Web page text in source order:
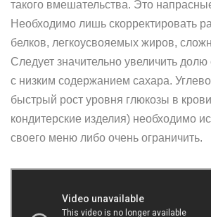
такого вмешательства. Это
Необходимо лишь скорректировать
белков, легкоусвояемых жиров,
Следует значительно увеличить
с низким содержанием сахара.
быстрый рост уровня глюкозы в
кондитерские изделия) необходимо
своего меню либо очень ограничить.